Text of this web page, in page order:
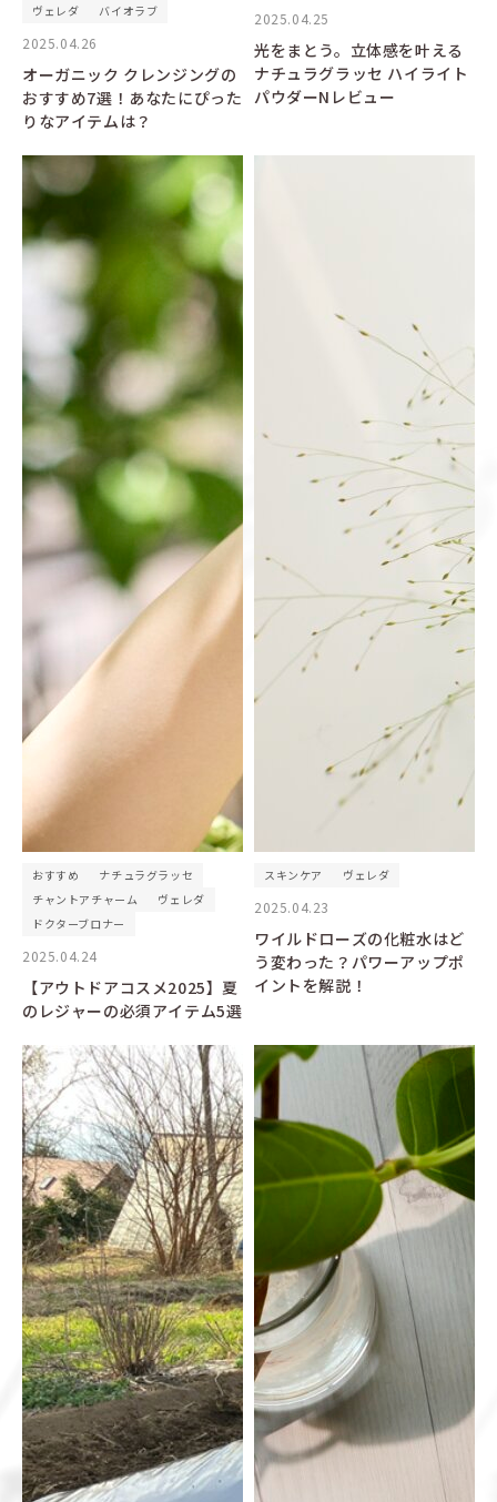
ヴェレダ
バイオラブ
2025.04.26
オーガニック クレンジングの
おすすめ7選！あなたにぴった
りなアイテムは？
2025.04.25
光をまとう。立体感を叶える
ナチュラグラッセ ハイライト
パウダーNレビュー
おすすめ
ナチュラグラッセ
チャントアチャーム
ヴェレダ
ドクターブロナー
2025.04.24
【アウトドアコスメ2025】夏
のレジャーの必須アイテム5選
スキンケア ヴェレダ
2025.04.23
ワイルドローズの化粧水はど
う変わった？パワーアップポ
イントを解説！